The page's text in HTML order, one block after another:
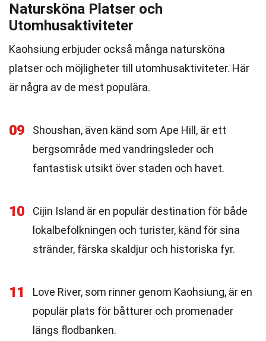
Natursköna Platser och
Utomhusaktiviteter
Kaohsiung erbjuder också många natursköna
platser och möjligheter till utomhusaktiviteter. Här
är några av de mest populära.
09
Shoushan, även känd som Ape Hill, är ett
bergsområde med vandringsleder och
fantastisk utsikt över staden och havet.
10
Cijin Island är en populär destination för både
lokalbefolkningen och turister, känd för sina
stränder, färska skaldjur och historiska fyr.
11
Love River, som rinner genom Kaohsiung, är en
populär plats för båtturer och promenader
längs flodbanken.